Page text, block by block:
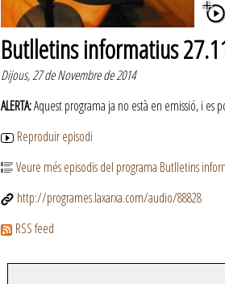
Butlletins informatius
Dijous, 27 de Novembre de 2014
ALERTA:Aquest programa ja no està en emissió, i es
Reproduir episodi
Veure més episodis del programa Butlletins
http://programes.laxarxa.com/audio/88828
RSS feed